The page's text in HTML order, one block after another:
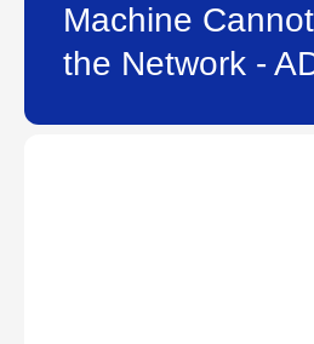
Machine
the Network -